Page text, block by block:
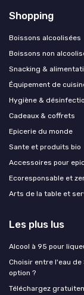
Shopping
Boissons alcoolisées
Boissons non
Snacking &
Équipement de
Hygiène &
Cadeaux & coffrets
Epicerie du monde
Sante et produits bio
Accessoires pour
Ecoresponsable et
Arts de la table et
Les plus lus
Alcool à 95 pour
Choisir entre l'eau
option ?
Téléchargez